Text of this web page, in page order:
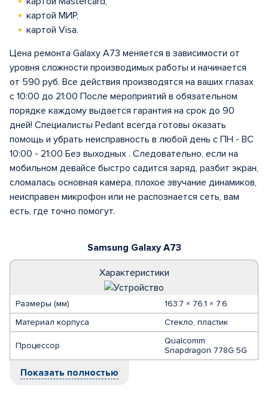
Samsung Galaxy A73
Характеристики
Размеры (мм)
163.7 × 76.1 × 7.6
Материал корпуса
Стекло, пластик
Процессор
Qualcomm
Snapdragon 778G 5G
Показать полностью
картой МИР,
картой Visa.
Цена ремонта Galaxy A73 меняется в зависимости от
уровня сложности производимых работы и начинается
от 590 руб. Все действия производятся на ваших глазах
с 10:00 до 21:00 После мероприятий в обязательном
порядке каждому выдается гарантия на срок до 90
дней! Специалисты Pedant всегда готовы оказать
помощь и убрать неисправность в любой день с ПН - ВС
10:00 - 21:00 Без выходных . Следовательно, если на
мобильном девайсе быстро садится заряд, разбит экран,
сломалась основная камера, плохое звучание динамиков,
неисправен микрофон или не распознается сеть, вам
есть, где точно помогут.